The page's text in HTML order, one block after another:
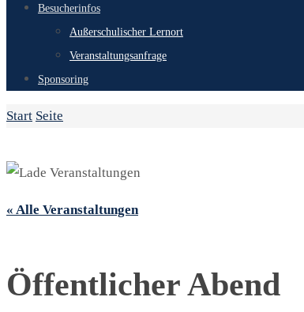
Besucherinfos
Außerschulischer Lernort
Veranstaltungsanfrage
Sponsoring
Start Seite
« Alle Veranstaltungen
Öffentlicher Abend